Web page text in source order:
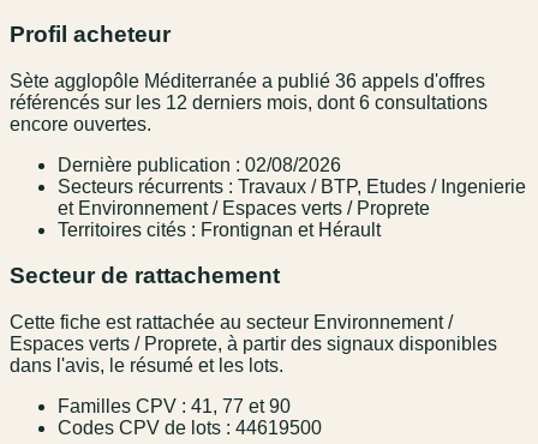
Profil acheteur
Sète agglopôle Méditerranée a publié 36 appels d'offres
référencés sur les 12 derniers mois, dont 6 consultations
encore ouvertes.
Dernière publication : 02/08/2026
Secteurs récurrents : Travaux / BTP, Etudes / Ingenierie
et Environnement / Espaces verts / Proprete
Territoires cités : Frontignan et Hérault
Secteur de rattachement
Cette fiche est rattachée au secteur Environnement /
Espaces verts / Proprete, à partir des signaux disponibles
dans l'avis, le résumé et les lots.
Familles CPV : 41, 77 et 90
Codes CPV de lots : 44619500